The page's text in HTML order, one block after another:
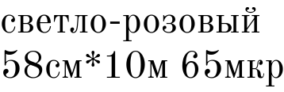
светло-розовый
58см*10м 65мкр